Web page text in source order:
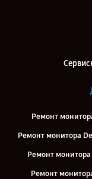
Ремонт
Ремонт монитора
Ремонт монитора
Ремонт